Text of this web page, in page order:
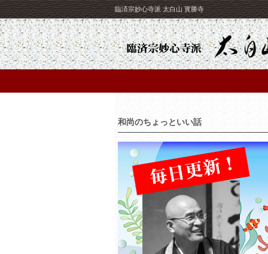
臨済宗妙心寺派 太白山 寳勝寺
和尚のちょっといい話